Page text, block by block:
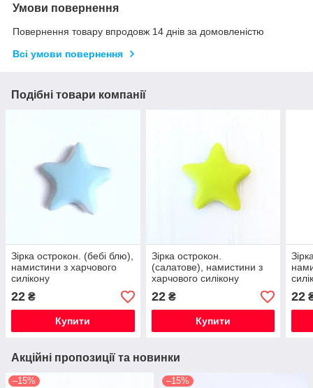
Умови повернення
Повернення товару впродовж 14 днів за домовленістю
Всі умови повернення
Подібні товари компанії
Зірка острокон. (бебі блю),
намистини з харчового
силікону
22 ₴
Купити
Зірка острокон.
(салатове), намистини з
харчового силікону
22₴
Купити
22
Акційні пропозиції та новинки
–15% –15%